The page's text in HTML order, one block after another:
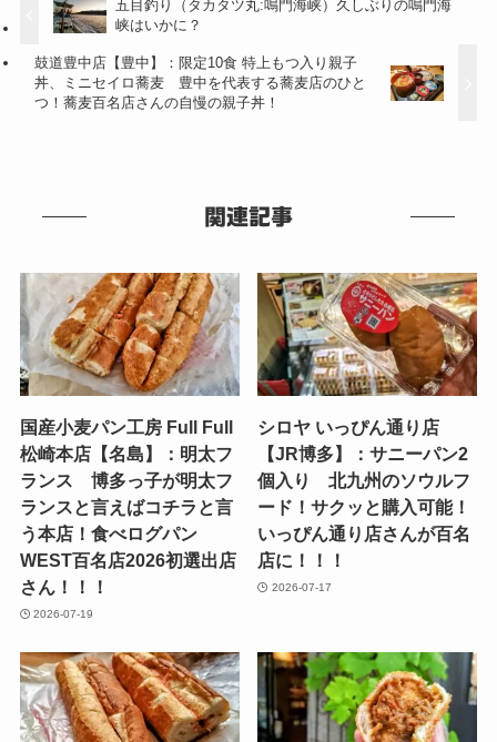
五目釣り（タカタツ丸:鳴門海峡）久しぶりの鳴門海
峡はいかに？
鼓道豊中店【豊中】：限定10食 特上もつ入り親子
丼、ミニセイロ蕎麦 豊中を代表する蕎麦店のひと
つ！蕎麦百名店さんの自慢の親子丼！
関連記事
国産小麦パン工房 Full Full
松崎本店【名島】：明太フ
ランス 博多っ子が明太フ
ランスと言えばコチラと言
う本店！食べログパン
WEST百名店2026初選出店
さん！！！
2026-07-19
シロヤ いっぴん通り店
【JR博多】：サニーパン2
個入り 北九州のソウルフ
ード！サクッと購入可能！
いっぴん通り店さんが百名
店に！！！
2026-07-17